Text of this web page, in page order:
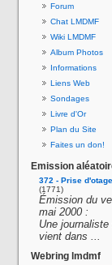
Forum
Chat LMDMF
Wiki LMDMF
Album Photos
Informations
Liens Web
Sondages
Livre d'Or
Plan du Site
Faites un don!
Emission
372 - Prise
(1771)
Émission du
mai 2000 :
Une
vient dans ...
Webring lmdmf